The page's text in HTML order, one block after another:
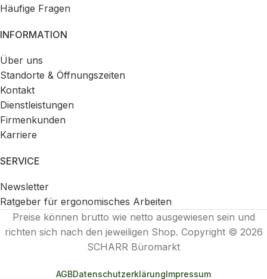
Häufige Fragen
INFORMATION
Über uns
Standorte & Öffnungszeiten
Kontakt
Dienstleistungen
Firmenkunden
Karriere
SERVICE
Newsletter
Ratgeber für ergonomisches Arbeiten
Preise können brutto wie netto ausgewiesen sein und
richten sich nach den jeweiligen Shop. Copyright © 2026
SCHARR Büromarkt
AGBDatenschutzerklärungImpressum